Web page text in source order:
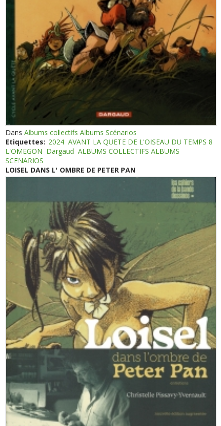
DansAlbums collectifs Albums Scénarios
Etiquettes: 2024 AVANT LA QUETE DE L'OISEAU DU TEMPS 8
L'OMEGON Dargaud ALBUMS COLLECTIFS ALBUMS
SCENARIOS
LOISEL DANS L' OMBRE DE PETER PAN